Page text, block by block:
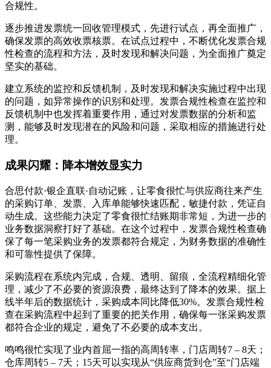
合规性。
逐步推进发票统一回收管理模式，先进行试点，再全面推广，
确保发票的高效收票核票。在试点过程中，不断优化发票合规
性检查的流程和方法，及时发现和解决问题，为全面推广奠定
坚实的基础。
建立系统的监控和反馈机制，及时发现和解决实施过程中出现
的问题，如异常操作的识别和处理。发票合规性检查在监控和
反馈机制中也发挥着重要作用，通过对发票数据的分析和监
测，能够及时发现潜在的风险和问题，采取相应的措施进行处
理。
成果闪耀：降本增效显实力
合思付款·银企直联·自动记账，让零食很忙与供应商往来产生
的采购订单、发票、入库单能够快速匹配，敏捷付款，凭证自
动生成。这些能力决定了零食很忙结账期非常短，为进一步的
业务数据洞察打好了基础。在这个过程中，发票合规性检查确
保了每一笔采购业务的发票都符合规定，为财务数据的准确性
和可靠性提供了保障。
采购流程在系统内完成，合规、透明、留痕，全流程精细化管
理，减少了不必要的资源浪费，最终达到了降本的效果。据上
线半年后的数据统计，采购成本同比降低30%。发票合规性检
查在采购流程中起到了重要的把关作用，确保每一张采购发票
都符合企业的规定，避免了不必要的成本支出。
鸣鸣很忙实现了业内首屈一指的高周转率，门店周转7 – 8天；
仓库周转5 – 7天；15天可以实现从“供应商货到仓”至“门店端